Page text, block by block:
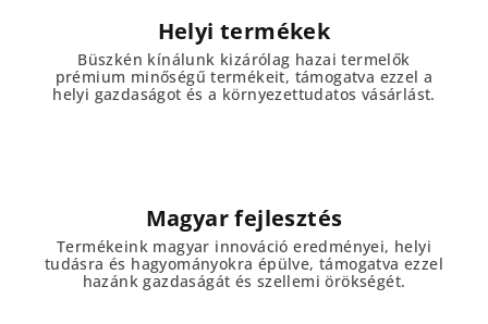
Helyi termékek
Büszkén kínálunk kizárólag hazai termelők
prémium minőségű termékeit, támogatva ezzel a
helyi gazdaságot és a környezettudatos vásárlást.
Magyar fejlesztés
Termékeink magyar innováció eredményei, helyi
tudásra és hagyományokra épülve, támogatva ezzel
hazánk gazdaságát és szellemi örökségét.